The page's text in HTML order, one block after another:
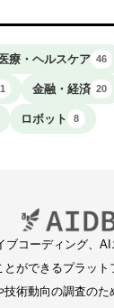
医療・ヘルスケア 46
金融・経済 20
ロボット 8
ブコーディング、
ができるプラット
術動向の調査のた